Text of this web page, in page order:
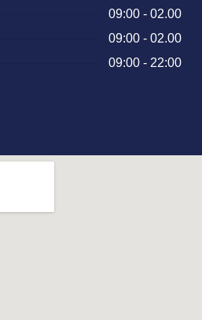
09:00 - 02.00
09:00 - 02.00
09:00 - 22:00